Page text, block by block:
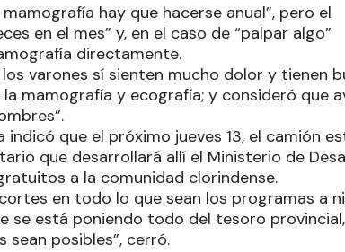
hay que hacerse anual”, pero el
en el mes” y, en el caso de “palpar algo”
directamente.
varones sí sienten mucho dolor y tienen
mamografía y ecografía; y consideró que
que el próximo jueves 13, el camión
que desarrollará allí el Ministerio de
a la comunidad clorindense.
en todo lo que sean los programas a
se está poniendo todo del tesoro
posibles”, cerró.